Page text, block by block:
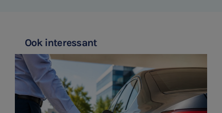
Ook interessant